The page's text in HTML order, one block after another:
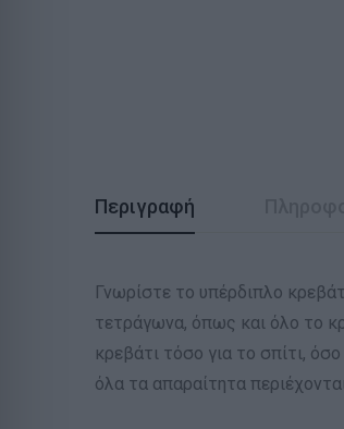
Περιγραφή
Γνωρίστε το υπέρδιπλο
τετράγωνα, όπως και όλο το
κρεβάτι τόσο για το σπίτι,
όλα τα απαραίτητα